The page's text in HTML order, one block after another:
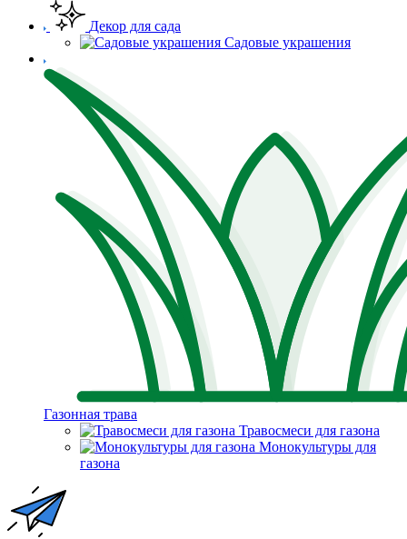
Декор для сада
Садовые украшения
Газонная трава
Травосмеси для газона
Монокультуры для
газона